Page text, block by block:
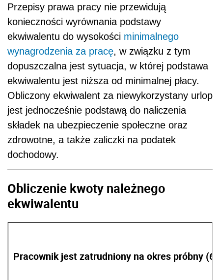
Przepisy prawa pracy nie przewidują
konieczności wyrównania podstawy
ekwiwalentu do wysokości minimalnego
wynagrodzenia za pracę, w związku z tym
dopuszczalna jest sytuacja, w której podstawa
ekwiwalentu jest niższa od minimalnej płacy.
Obliczony ekwiwalent za niewykorzystany urlop
jest jednocześnie podstawą do naliczenia
składek na ubezpieczenie społeczne oraz
zdrowotne, a także zaliczki na podatek
dochodowy.
Obliczenie kwoty należnego
ekwiwalentu
Pracownik jest zatrudniony na okres próbny